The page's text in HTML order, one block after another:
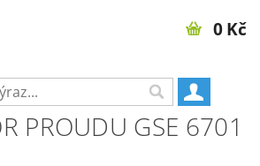
0 Kč
PROUDU GSE 6701